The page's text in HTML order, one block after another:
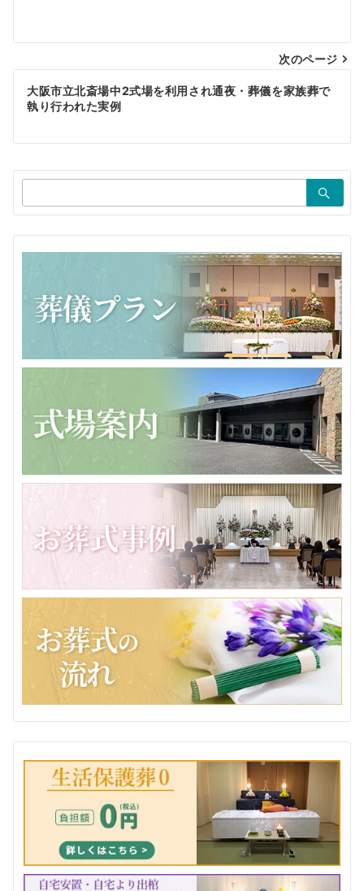
ナ
ビ
ゲ
ー
シ
ョ
ン
次のページ
大阪市立北斎場中2式場を利用され通夜・葬儀を家族葬で
執り行われた実例
索：